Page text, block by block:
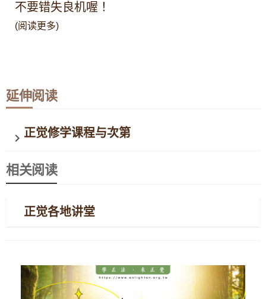
不要错失良机喔！
(阅读更多)
延伸阅读
keyboard_arrow_right正觉修学课程与次第
相关阅读
正觉各地讲堂